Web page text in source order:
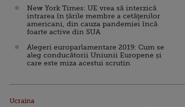
New York Times: UE vrea să interzică
intrarea în țările membre a cetăţenilor
americani, din cauza pandemiei încă
foarte active din SUA
Alegeri europarlamentare 2019: Cum se
aleg conducătorii Uniunii Europene și
care este miza acestui scrutin
Ucraina